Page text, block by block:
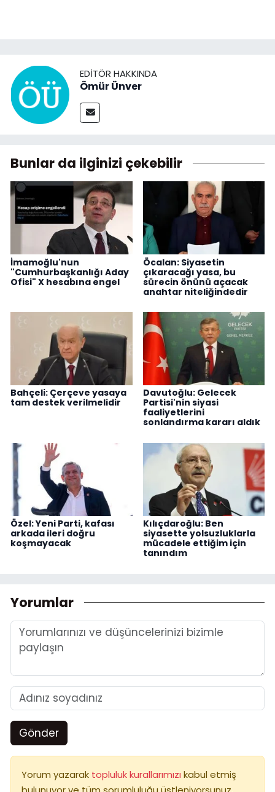
EDITÖR HAKKINDA
Ömür Ünver
Bunlar da ilginizi çekebilir
İmamoğlu'nun
"Cumhurbaşkanlığı Aday
Ofisi" X hesabına engel
Öcalan: Siyasetin
çıkaracağı yasa, bu
sürecin önünü açacak
anahtar niteliğindedir
Bahçeli: Çerçeve yasaya
tam destek verilmelidir
Davutoğlu: Gelecek
Partisi'nin siyasi
faaliyetlerini
sonlandırma kararı aldık
Özel: Yeni Parti, kafası
arkada ileri doğru
koşmayacak
Kılıçdaroğlu: Ben
siyasette yolsuzluklarla
mücadele ettiğim için
tanındım
Yorumlar
Gönder
Yorum yazarak topluluk kurallarımızı kabul etmiş